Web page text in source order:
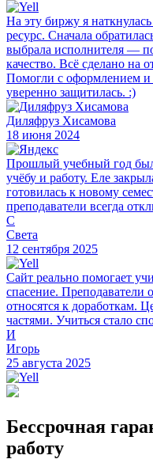
На эту биржу я
ресурс. Сначала
выбрала исполнителя —
качество. Всё сделано на
Помогли с оформлением и
уверенно защитилась. :)
Диляфруз Хисамова
18 июня 2024
Прошлый учебный год
учёбу и работу. Еле
готовилась к новому
преподаватели всегда
С
Света
12 сентября 2025
Сайт реально помогает
спасение. Преподаватели
относятся к доработкам.
частями. Учиться стало
И
Игорь
25 августа 2025
Бессрочная
работу